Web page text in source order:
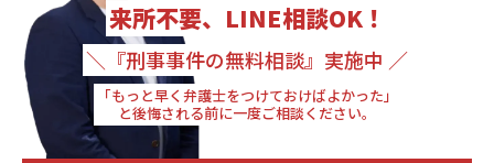
来所不要、LINE相談OK！
＼『刑事事件の無料相談』実施中 ／
「もっと早く弁護士をつけておけばよかった」
と後悔される前に一度ご相談ください。